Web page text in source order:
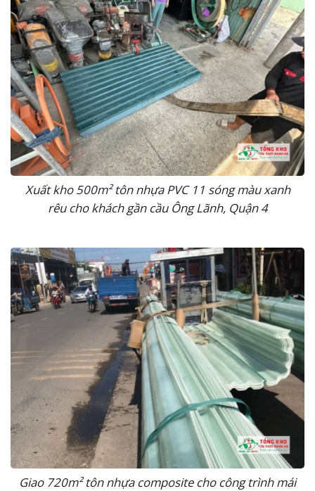
Xuất kho 500m² tôn nhựa PVC 11 sóng màu xanh
rêu cho khách gần cầu Ông Lãnh, Quận 4
Giao 720m² tôn nhựa composite cho công trình mái